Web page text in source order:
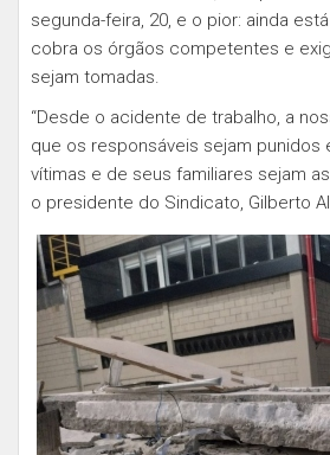
segunda-feira, 20, e o pior: ainda
cobra os órgãos competentes e
sejam tomadas.
“Desde o acidente de trabalho, a
que os responsáveis sejam punidos
vítimas e de seus familiares sejam
o presidente do Sindicato, Gilberto